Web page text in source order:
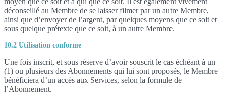
déconseillé au Membre de se laisser filmer par un autre Membre,
ainsi que d’envoyer de l’argent, par quelques moyens que ce soit et
sous quelque prétexte que ce soit, à un autre Membre.
10.2 Utilisation conforme
Une fois inscrit, et sous réserve d’avoir souscrit le cas échéant à un
(1) ou plusieurs des Abonnements qui lui sont proposés, le Membre
bénéficiera d’un accès aux Services, selon la formule de
l’Abonnement.